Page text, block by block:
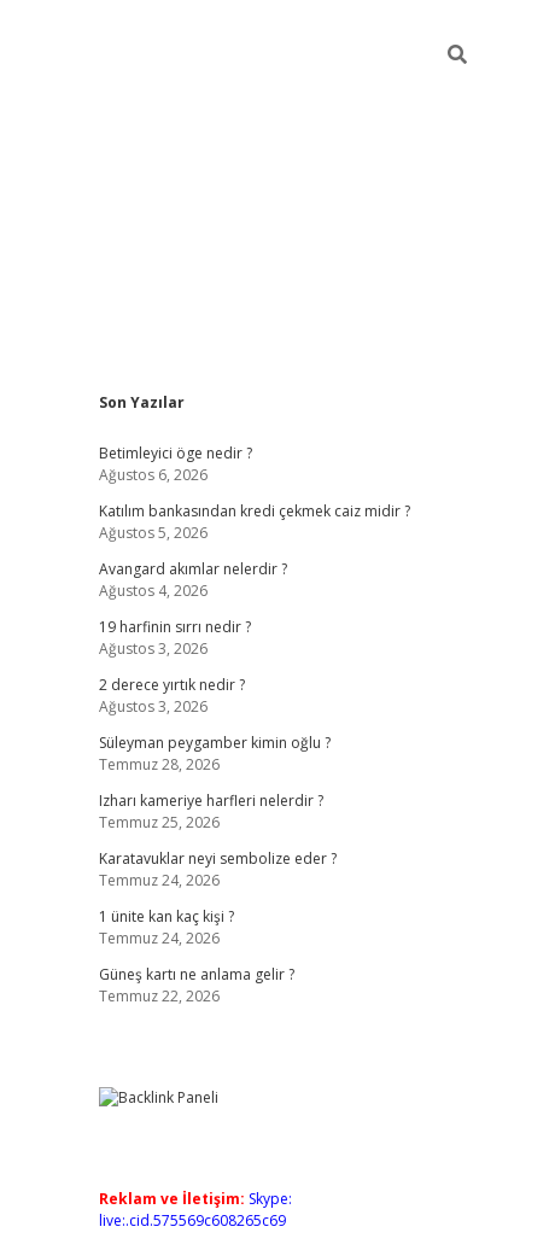
Sidebar
Son Yazılar
Betimleyici öge nedir ?
Ağustos 6, 2026
Katılım bankasından kredi çekmek caiz midir ?
Ağustos 5, 2026
Avangard akımlar nelerdir ?
Ağustos 4, 2026
19 harfinin sırrı nedir ?
Ağustos 3, 2026
2 derece yırtık nedir ?
Ağustos 3, 2026
Süleyman peygamber kimin oğlu ?
Temmuz 28, 2026
Izharı kameriye harfleri nelerdir ?
Temmuz 25, 2026
Karatavuklar neyi sembolize eder ?
Temmuz 24, 2026
1 ünite kan kaç kişi ?
Temmuz 24, 2026
Güneş kartı ne anlama gelir ?
Temmuz 22, 2026
Reklam ve İletişim: Skype:
live:.cid.575569c608265c69